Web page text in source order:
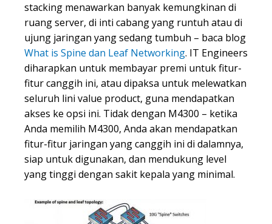
stacking menawarkan banyak kemungkinan di
ruang server, di inti cabang yang runtuh atau di
ujung jaringan yang sedang tumbuh – baca blog
What is Spine dan Leaf Networking. IT Engineers
diharapkan untuk membayar premi untuk fitur-
fitur canggih ini, atau dipaksa untuk melewatkan
seluruh lini value product, guna mendapatkan
akses ke opsi ini. Tidak dengan M4300 – ketika
Anda memilih M4300, Anda akan mendapatkan
fitur-fitur jaringan yang canggih ini di dalamnya,
siap untuk digunakan, dan mendukung level
yang tinggi dengan sakit kepala yang minimal.